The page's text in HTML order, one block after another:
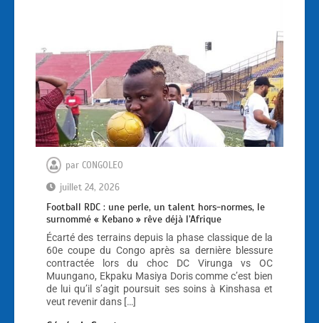
par CONGOLEO
juillet 24, 2026
Football RDC : une perle, un talent hors-normes, le
surnommé « Kebano » rêve déjà l’Afrique
Écarté des terrains depuis la phase classique de la
60e coupe du Congo après sa dernière blessure
contractée lors du choc DC Virunga vs OC
Muungano, Ekpaku Masiya Doris comme c’est bien
de lui qu’il s’agit poursuit ses soins à Kinshasa et
veut revenir dans […]